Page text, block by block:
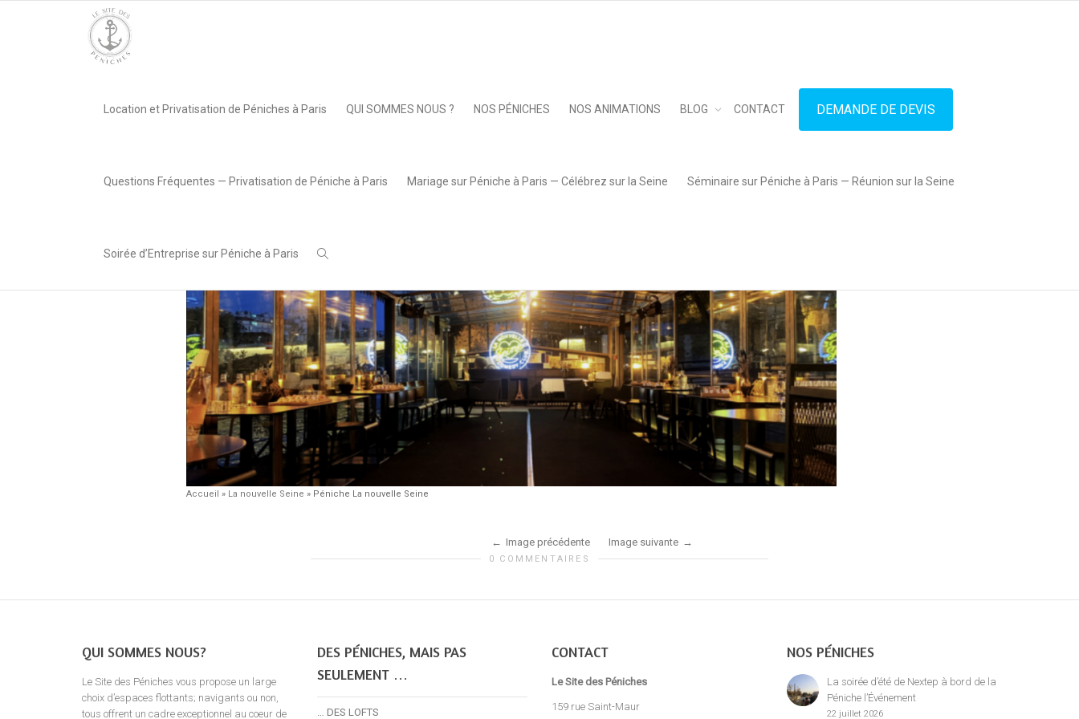
Location et Privatisation de Péniches à Paris QUI SOMMES NOUS ? NOS PÉNICHES NOS ANIMATIONS BLOG CONTACT DEMANDE DE DEVIS
Questions Fréquentes — Privatisation de Péniche à Paris Mariage sur Péniche à Paris — Célébrez sur la Seine Séminaire sur Péniche à Paris — Réunion sur la Seine
Soirée d’Entreprise sur Péniche à Paris
2024
Accueil » La nouvelle Seine » Péniche La nouvelle Seine
Image précédente Image suivante
0 COMMENTAIRES
QUI SOMMES NOUS?
Le Site des Péniches vous propose un large
choix d’espaces flottants; navigants ou non,
tous offrent un cadre exceptionnel au coeur de
DES PÉNICHES, MAIS PAS
SEULEMENT …
… DES LOFTS
CONTACT
Le Site des Péniches
159 rue Saint-Maur
NOS PÉNICHES
La soirée d’été de Nextep à bord de la
Péniche l’Événement
22 juillet 2026